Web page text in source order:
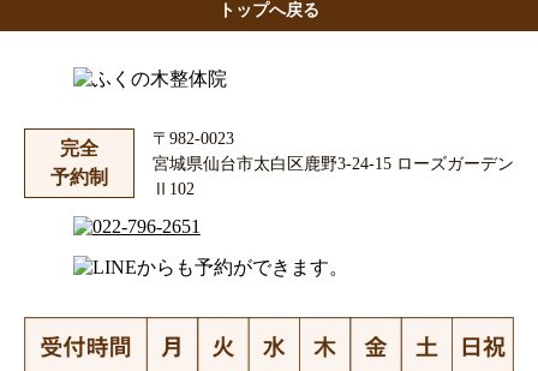
トップへ戻る
完全
予約制
〒982-0023
宮城県仙台市太白区鹿野3-24-15 ローズガーデン
Ⅱ102